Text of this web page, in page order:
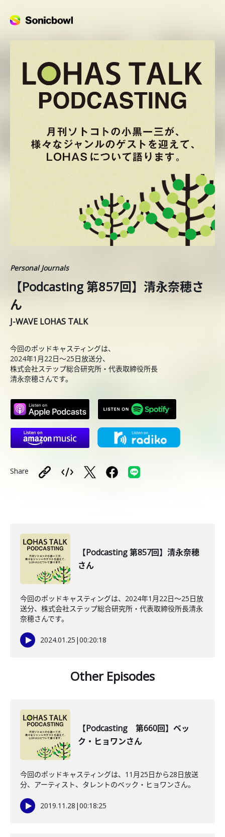
Personal Journals
【Podcasting 第857回】清永奈穂さ
ん
J-WAVE LOHAS TALK
今回のポッドキャスティングは、
2024年1月22日〜25日放送分、
株式会社ステップ総合研究所・代表取締役所長
清永奈穂さんです。
Share
【Podcasting 第857回】清永奈穂
さん
今回のポッドキャスティングは、2024年1月22日〜25日放
送分、株式会社ステップ総合研究所・代表取締役所長清永
奈穂さんです。
2024.01.25 |00:20:18
Other Episodes
【Podcasting 第660回】ベッ
ク・ヒョワンさん
今回のポッドキャスティングは、11月25日から28日放送
分、アーティスト、タレントのベック・ヒョワンさん。
2019.11.28 |00:18:25